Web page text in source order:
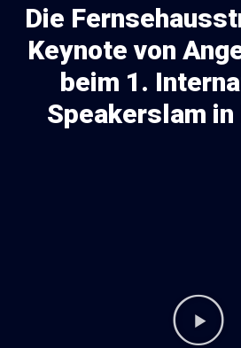
Die
Keynote von
beim 1.
Speakerslam in